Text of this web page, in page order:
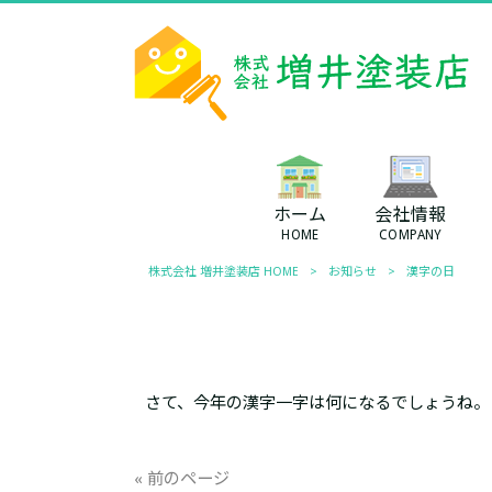
ホーム
HOME
会社情報
COMPANY
株式会社 増井塗装店 HOME > お知らせ > 漢字の日
さて、今年の漢字一字は何になるでしょうね。
« 前のページ